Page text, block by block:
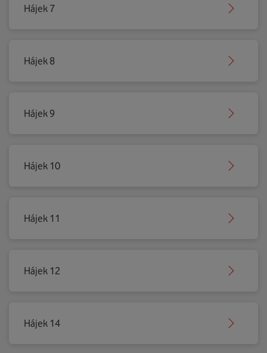
Hájek 7
Hájek 8
Hájek 9
Hájek 10
Hájek 11
Hájek 12
Hájek 14